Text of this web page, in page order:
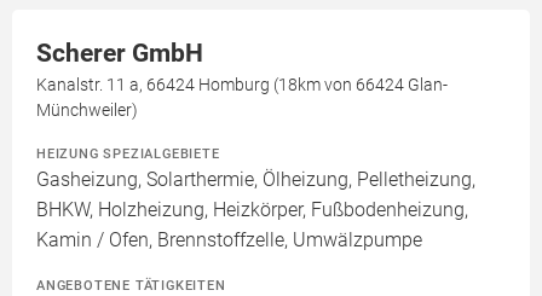
Scherer GmbH
Kanalstr. 11 a, 66424 Homburg (18km von 66424 Glan-
Münchweiler)
HEIZUNG SPEZIALGEBIETE
Gasheizung, Solarthermie, Ölheizung, Pelletheizung,
BHKW, Holzheizung, Heizkörper, Fußbodenheizung,
Kamin / Ofen, Brennstoffzelle, Umwälzpumpe
ANGEBOTENE TÄTIGKEITEN